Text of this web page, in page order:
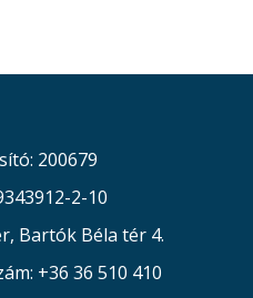
200679
2-10
Bartók Béla tér 4.
+36 36 510 410